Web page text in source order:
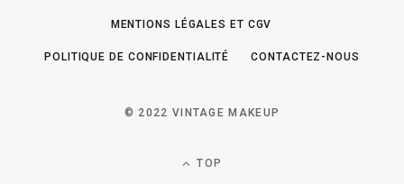
MENTIONS LÉGALES ET CGV
POLITIQUE DE CONFIDENTIALITÉ CONTACTEZ-NOUS
© 2022 VINTAGE MAKEUP
TOP